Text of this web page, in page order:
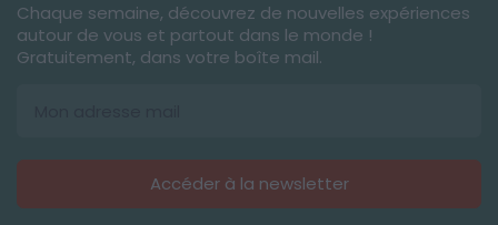
© 2013-2026Generation VoyageTous droits réservés -CGU-
Chaque semaine, découvrez de nouvelles expériences
autour de vous et partout dans le monde !
Gratuitement, dans votre boîte mail.